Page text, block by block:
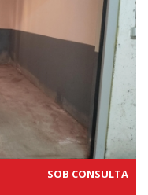
SOB CONSULTA